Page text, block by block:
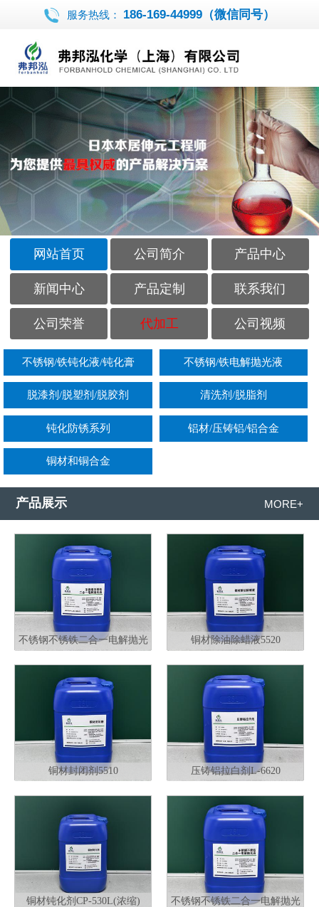
服务热线： 186-169-44999（微信同号）
网站首页 公司简介 产品中心
新闻中心 产品定制 联系我们
公司荣誉 代加工 公司视频
不锈钢/铁钝化液/钝化膏 不锈钢/铁电解抛光液
脱漆剂/脱塑剂/脱胶剂 清洗剂/脱脂剂
钝化防锈系列 铝材/压铸铝/铝合金
铜材和铜合金
产品展示 MORE+
不锈钢不锈铁二合一电解抛光
铜材除油除蜡液5520
铜材封闭剂5510 压铸铝拉白剂L-6620
铜材钝化剂CP-530L(浓缩)
不锈钢不锈铁二合一电解抛光